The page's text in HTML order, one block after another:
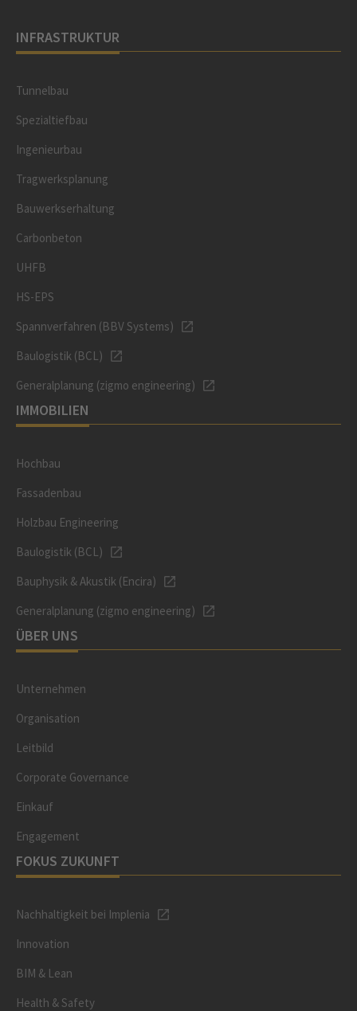
INFRASTRUKTUR
Tunnelbau
Spezialtiefbau
Ingenieurbau
Tragwerksplanung
Bauwerkserhaltung
Carbonbeton
UHFB
HS-EPS
Spannverfahren (BBV Systems)
Baulogistik (BCL)
Generalplanung (zigmo engineering)
IMMOBILIEN
Hochbau
Fassadenbau
Holzbau Engineering
Baulogistik (BCL)
Bauphysik & Akustik (Encira)
Generalplanung (zigmo engineering)
ÜBER UNS
Unternehmen
Organisation
Leitbild
Corporate Governance
Einkauf
Engagement
FOKUS ZUKUNFT
Nachhaltigkeit bei Implenia
Innovation
BIM & Lean
Health & Safety